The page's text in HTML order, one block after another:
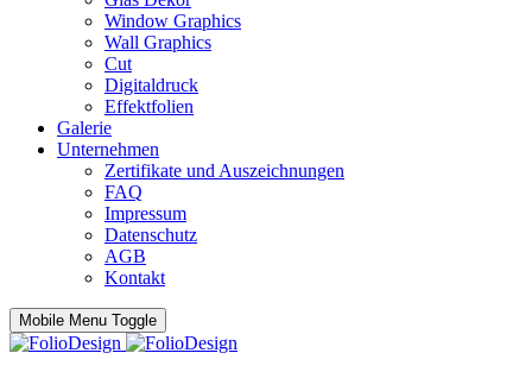
Window Graphics
Wall Graphics
Cut
Digitaldruck
Effektfolien
Galerie
Unternehmen
Zertifikate und Auszeichnungen
FAQ
Impressum
Datenschutz
AGB
Kontakt
Mobile Menu Toggle